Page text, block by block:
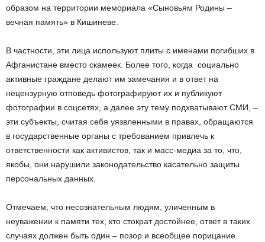
образом на территории мемориала «Сыновьям Родины –
вечная память» в Кишиневе.
В частности, эти лица используют плиты с именами погибших в
Афганистане вместо скамеек. Более того, когда социально
активные граждане делают им замечания и в ответ на
нецензурную отповедь фотографируют их и публикуют
фотографии в соцсетях, а далее эту тему подхватывают СМИ, –
эти субъекты, считая себя уязвленными в правах, обращаются
в государственные органы с требованием привлечь к
ответственности как активистов, так и масс-медиа за то, что,
якобы, они нарушили законодательство касательно защиты
персональных данных.
Отмечаем, что несознательным людям, уличенным в
неуважении к памяти тех, кто стократ достойнее, ответ в таких
случаях должен быть один – позор и всеобщее порицание.